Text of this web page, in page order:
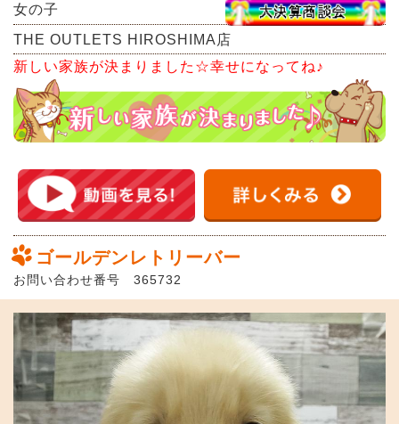
女の子
THE OUTLETS HIROSHIMA店
新しい家族が決まりました☆幸せになってね♪
ゴールデンレトリーバー
お問い合わせ番号 365732